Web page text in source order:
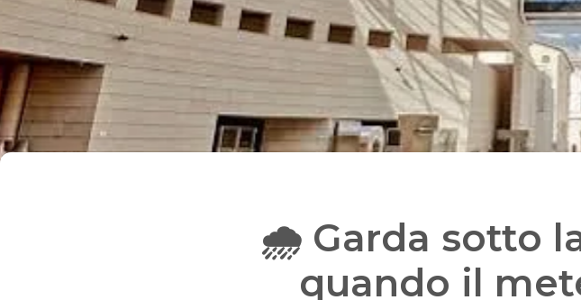
🌧️ Garda sotto
quando il